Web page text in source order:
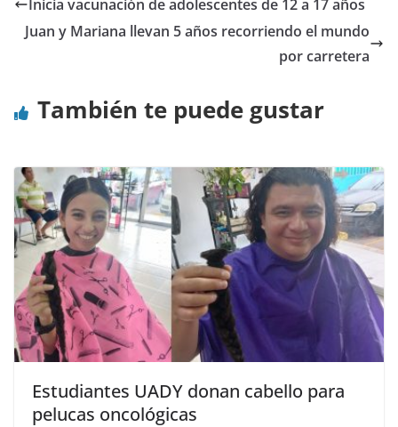
Inicia vacunación de adolescentes de 12 a 17 años
Juan y Mariana llevan 5 años recorriendo el mundo
por carretera
También te puede gustar
Estudiantes UADY donan cabello para
pelucas oncológicas